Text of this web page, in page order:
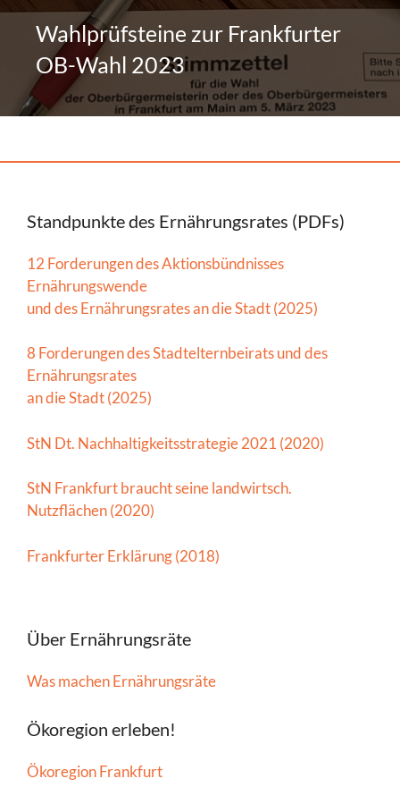
Wahlprüfsteine zur Frankfurter
OB-Wahl 2023
Standpunkte des Ernährungsrates (PDFs)
12 Forderungen des Aktionsbündnisses
Ernährungswende
und des Ernährungsrates an die Stadt (2025)
8 Forderungen des Stadtelternbeirats und des
Ernährungsrates
an die Stadt (2025)
StN Dt. Nachhaltigkeitsstrategie 2021 (2020)
StN Frankfurt braucht seine landwirtsch.
Nutzflächen (2020)
Frankfurter Erklärung (2018)
Über Ernährungsräte
Was machen Ernährungsräte
Ökoregion erleben!
Ökoregion Frankfurt